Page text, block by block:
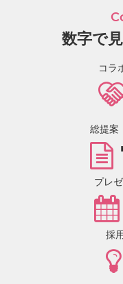
数字で
コラ
総提案
プレ
採